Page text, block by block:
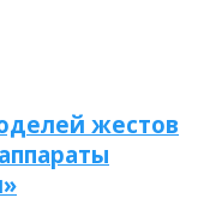
жестов